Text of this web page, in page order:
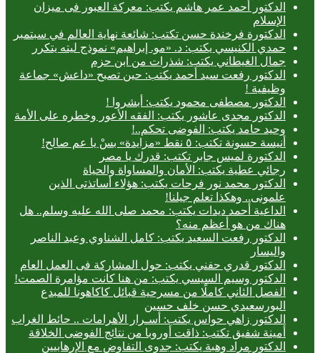
الدكتور أحمد عمر هاشم يكتب: معركة العبور فى ميزان
الإسلام
الدكتورة فرخندة حسن تكتب: شائعة نهاية العالم في سبتمبر
حمدي الكنيسي يكتب: د. «مو. إبراهيم» نموذج ليته يتكرر
جمال الغيطاني يكتب: شذرات من ابن حزم
الدكتور رفعت سيد أحمد يكتب: حين تصبح «داعش» جماعة
وظيفية !
الدكتور مصطفى محمود يكتب: أبشروا !
الدكتور مجدى عاشور يكتب: الفقه الأعور وخطره على الأمة
وحيد حامد يكتب: الفوضى تحكم..!
أنيسة حسونة تكتب: ٥ نقط «مزايدة» بسْ يا عم صالح!
الدكتورة لميس جابر تكتب: قدرك يا مصر
رجائي عطية يكتب: الأمان والمساواة والحياة
الدكتور محمد نور فرحات يكتب: هؤلاء أساتذتى الذين
علمونى.. وهكذا تعلم جيلنا!
الداعية أحمد ديدات يكتب: محمد صلى الله عليه وسلم.. هل
هناك من هو أعظم منه؟
الدكتور رفعت السعيد يكتب: كامل الشناوي وعبد الناصر
واليسار
الدكتور قدري حفني يكتب: حول المشاركة فى العمل العام
الدكتور وسيم السيسي يكتب: من هنا كانت مؤامرة الصمت!
الفصل الثاني كاملًا من مسرحية قبائل كاكاهونا للمبدع
البورسعيدي حسن خلف حسين
الدكتور زاهي حواس يكتب: أسـرار الأهرامات .. حائط الغراب
أمينة شفيق تكتب: ذاقت أوروبا من نتائج الفوضى الخلاقة
الدكتور مراد وهبة يكتب: جدوى التفاوض مع الإرهابيين